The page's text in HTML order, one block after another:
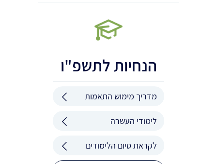
הנחיות לתשפ"ו
מדריך מימוש התאמות
לימודי העשרה
לקראת סיום הלימודים